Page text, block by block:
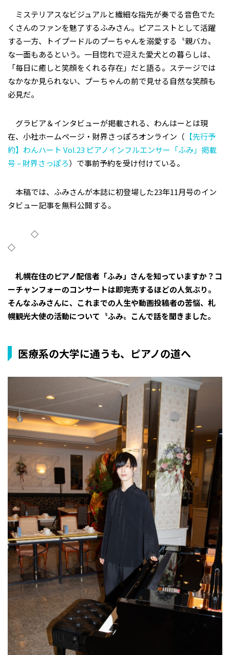
ミステリアスなビジュアルと繊細な指先が奏でる音色でた
くさんのファンを魅了するふみさん。ピアニストとして活躍
する一方、トイプードルのプーちゃんを溺愛する〝親バカ〟
な一面もあるという。一目惚れで迎えた愛犬との暮らしは、
「毎日に癒しと笑顔をくれる存在」だと語る。ステージでは
なかなか見られない、プーちゃんの前で見せる自然な笑顔も
必見だ。
グラビア＆インタビューが掲載される、わんはーとは現
在、小社ホームページ・財界さっぽろオンライン（ 【先行予
約】わんハート Vol.23 ピアノインフルエンサー「ふみ」掲載
号 – 財界さっぽろ）で事前予約を受け付けている。
本稿では、ふみさんが本誌に初登場した23年11月号のイン
タビュー記事を無料公開する。
◇
◇
札幌在住のピアノ配信者「ふみ」さんを知っていますか？コ
ーチャンフォーのコンサートは即完売するほどの人気ぶり。
そんなふみさんに、これまでの人生や動画投稿者の苦悩、札
幌観光大使の活動について〝ふみ〟こんで話を聞きました。
医療系の大学に通うも、ピアノの道へ